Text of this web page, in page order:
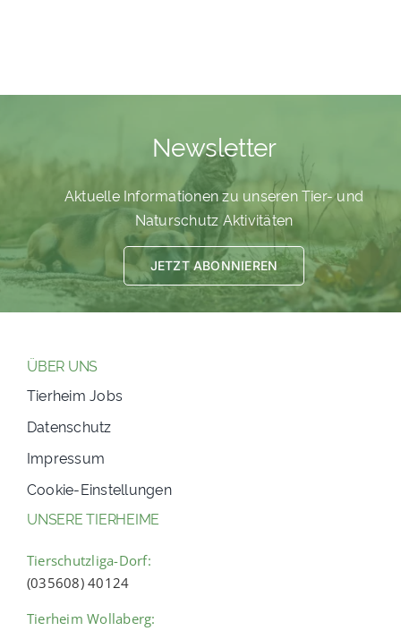
Newsletter
Aktuelle Informationen zu unseren Tier- und
Naturschutz Aktivitäten
JETZT ABONNIEREN
ÜBER UNS
Tierheim Jobs
Datenschutz
Impressum
Cookie-Einstellungen
UNSERE TIERHEIME
Tierschutzliga-Dorf:
(035608) 40124
Tierheim Wollaberg: